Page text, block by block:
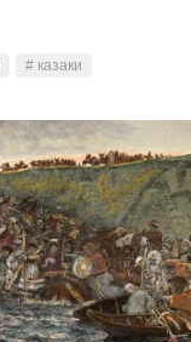
# казаки